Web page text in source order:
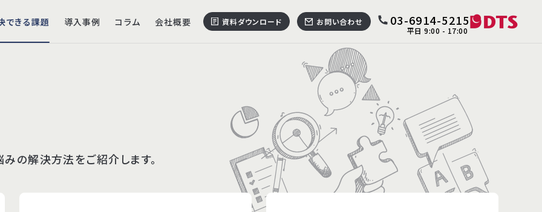
資料ダウンロード
業務効率化・BPO
AI社内ヘルプデスクReSM plus
ビジネス・プロセス・アウトソーシング（BPO）
eKYC導入・運用支援
できる課題 導入事例 コラム 会社概要 資料ダウンロード お問い合わせ 03-6914-5215
平日 9:00 - 17:00
の解決方法をご紹介します。